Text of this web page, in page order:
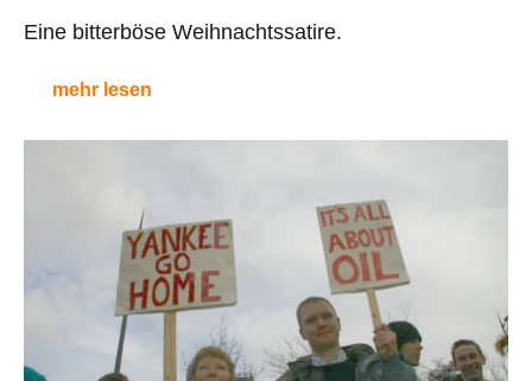
Eine bitterböse Weihnachtssatire.
mehr lesen